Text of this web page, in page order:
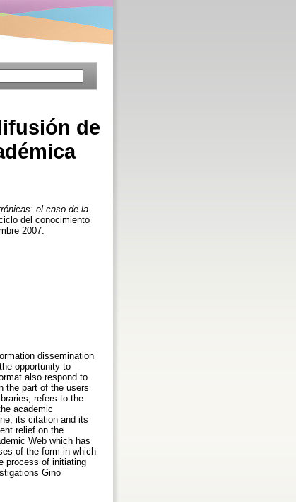
de
el caso de la
del conocimiento
2007.
dissemination
opportunity to
also respond to
the part of the users
refers to the
academic
its citation and its
relief on the
Web which has
of the form in which
process of initiating
Gino